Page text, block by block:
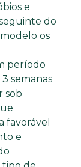
e
do
os
período
semanas
sob
favorável
e